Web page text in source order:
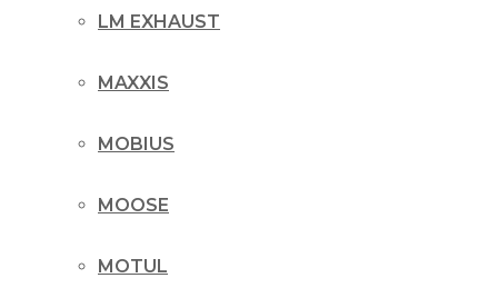
LM EXHAUST
MAXXIS
MOBIUS
MOOSE
MOTUL